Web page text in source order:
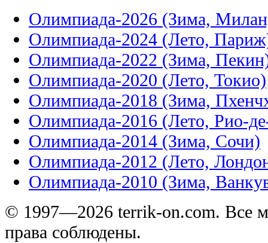
Олимпиада-2026 (Зима,
Олимпиада-2024 (Лето,
Олимпиада-2022 (Зима,
Олимпиада-2020 (Лето, Токио)
Олимпиада-2018 (Зима,
Олимпиада-2016 (Лето, Рио-
Олимпиада-2014 (Зима, Сочи)
Олимпиада-2012 (Лето,
Олимпиада-2010 (Зима,
© 1997—2026 terrik-on.com. Все
права соблюдены.